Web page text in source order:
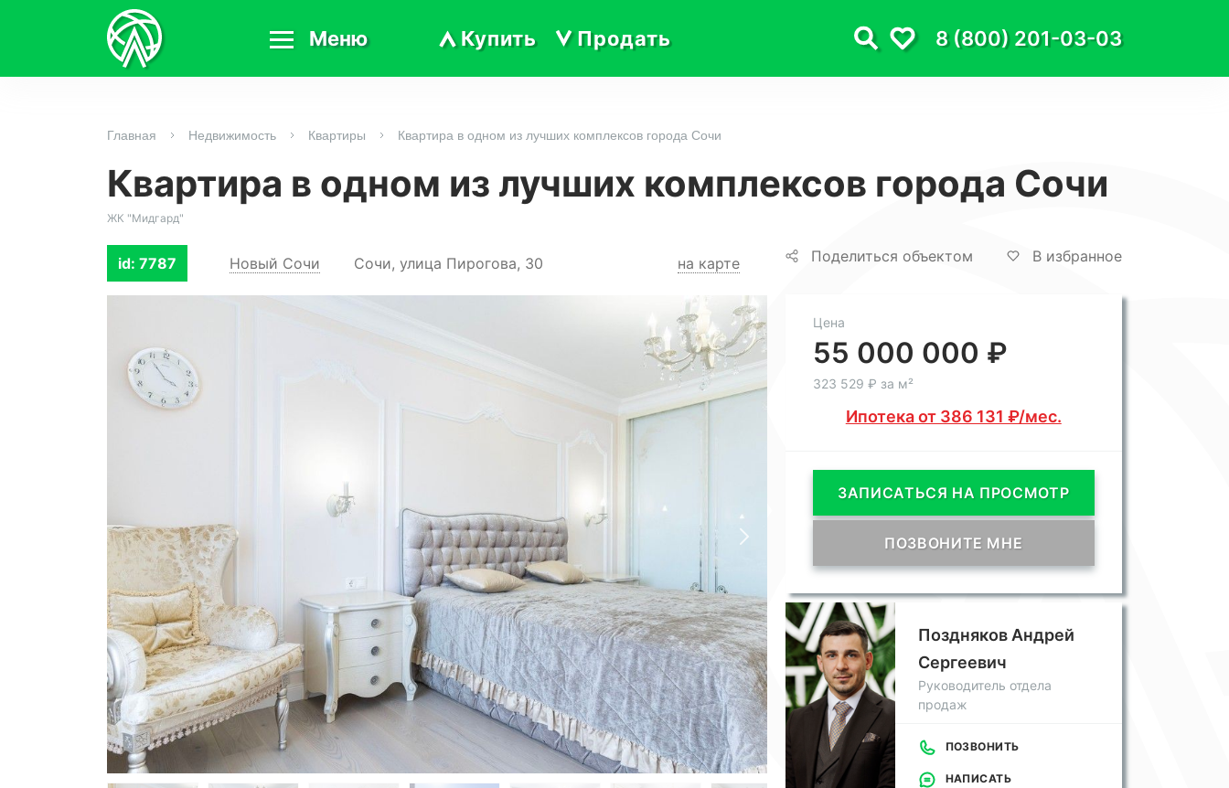
Меню Купить Продать 8 (800) 201-03-03
Главная Недвижимость Квартиры Квартира в одном из лучших комплексов города Сочи
Квартира в одном из лучших комплексов города Сочи
ЖК "Мидгард"
id: 7787 Новый Сочи Сочи, улица Пирогова, 30 на карте Поделиться объектом В избранное
Цена
55 000 000 ₽
323 529 ₽ за м²
Ипотека от 386 131 ₽/мес.
ЗАПИСАТЬСЯ НА ПРОСМОТР
ПОЗВОНИТЕ МНЕ
Поздняков Андрей
Сергеевич
Руководитель отдела
продаж
ПОЗВОНИТЬ
НАПИСАТЬ